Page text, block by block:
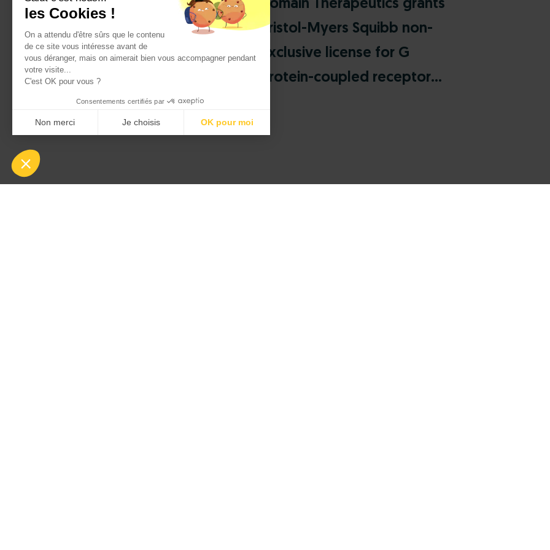
Domain Therapeutics grants
Bristol-Myers Squibb non-
exclusive license for G
protein-coupled receptor...
les Cookies !
On a attendu d'être sûrs que le contenu
de ce site vous intéresse avant de
vous déranger, mais on aimerait bien vous accompagner pendant
votre visite...
C'est OK pour vous ?
Consentements certifiés par
Non merci Je choisis OK pour moi
Notre plateforme vous permet d'adapter et de gérer vos paramètres de confidentialité, en garantissant la conformité avec